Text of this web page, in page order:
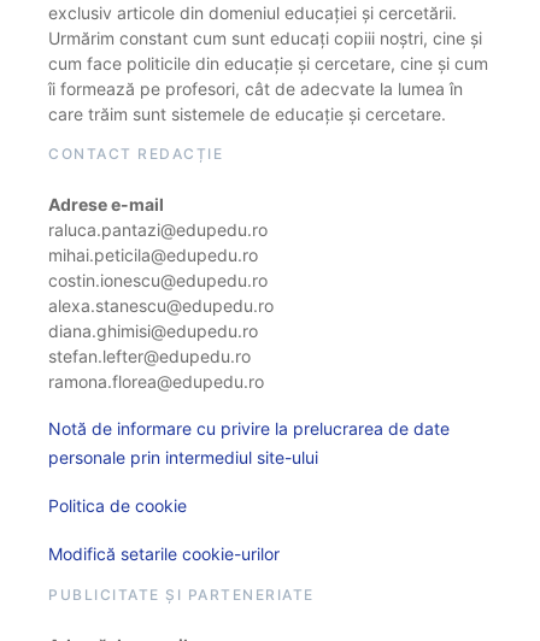
exclusiv articole din domeniul educației și cercetării.
Urmărim constant cum sunt educați copiii noștri, cine și
cum face politicile din educație și cercetare, cine și cum
îi formează pe profesori, cât de adecvate la lumea în
care trăim sunt sistemele de educație și cercetare.
CONTACT REDACȚIE
Adrese e-mail
raluca.pantazi@edupedu.ro
mihai.peticila@edupedu.ro
costin.ionescu@edupedu.ro
alexa.stanescu@edupedu.ro
diana.ghimisi@edupedu.ro
stefan.lefter@edupedu.ro
ramona.florea@edupedu.ro
Notă de informare cu privire la prelucrarea de date
personale prin intermediul site-ului
Politica de cookie
Modifică setarile cookie-urilor
PUBLICITATE ȘI PARTENERIATE